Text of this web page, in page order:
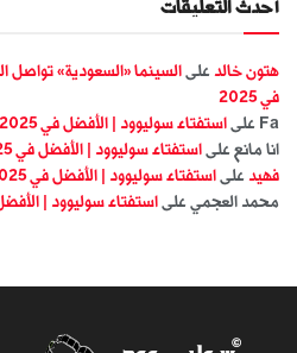
أحدث التعليقات
هتون خالد على السينما «السعودية» تواصل
في 2025
Fa على استفتاء سوليوود | الأفضل في 2025
انا مانع على استفتاء سوليوود | الأفضل في 2025
فهيد على استفتاء سوليوود | الأفضل في 2025
محمد العجمي على استفتاء سوليوود | الأفضل